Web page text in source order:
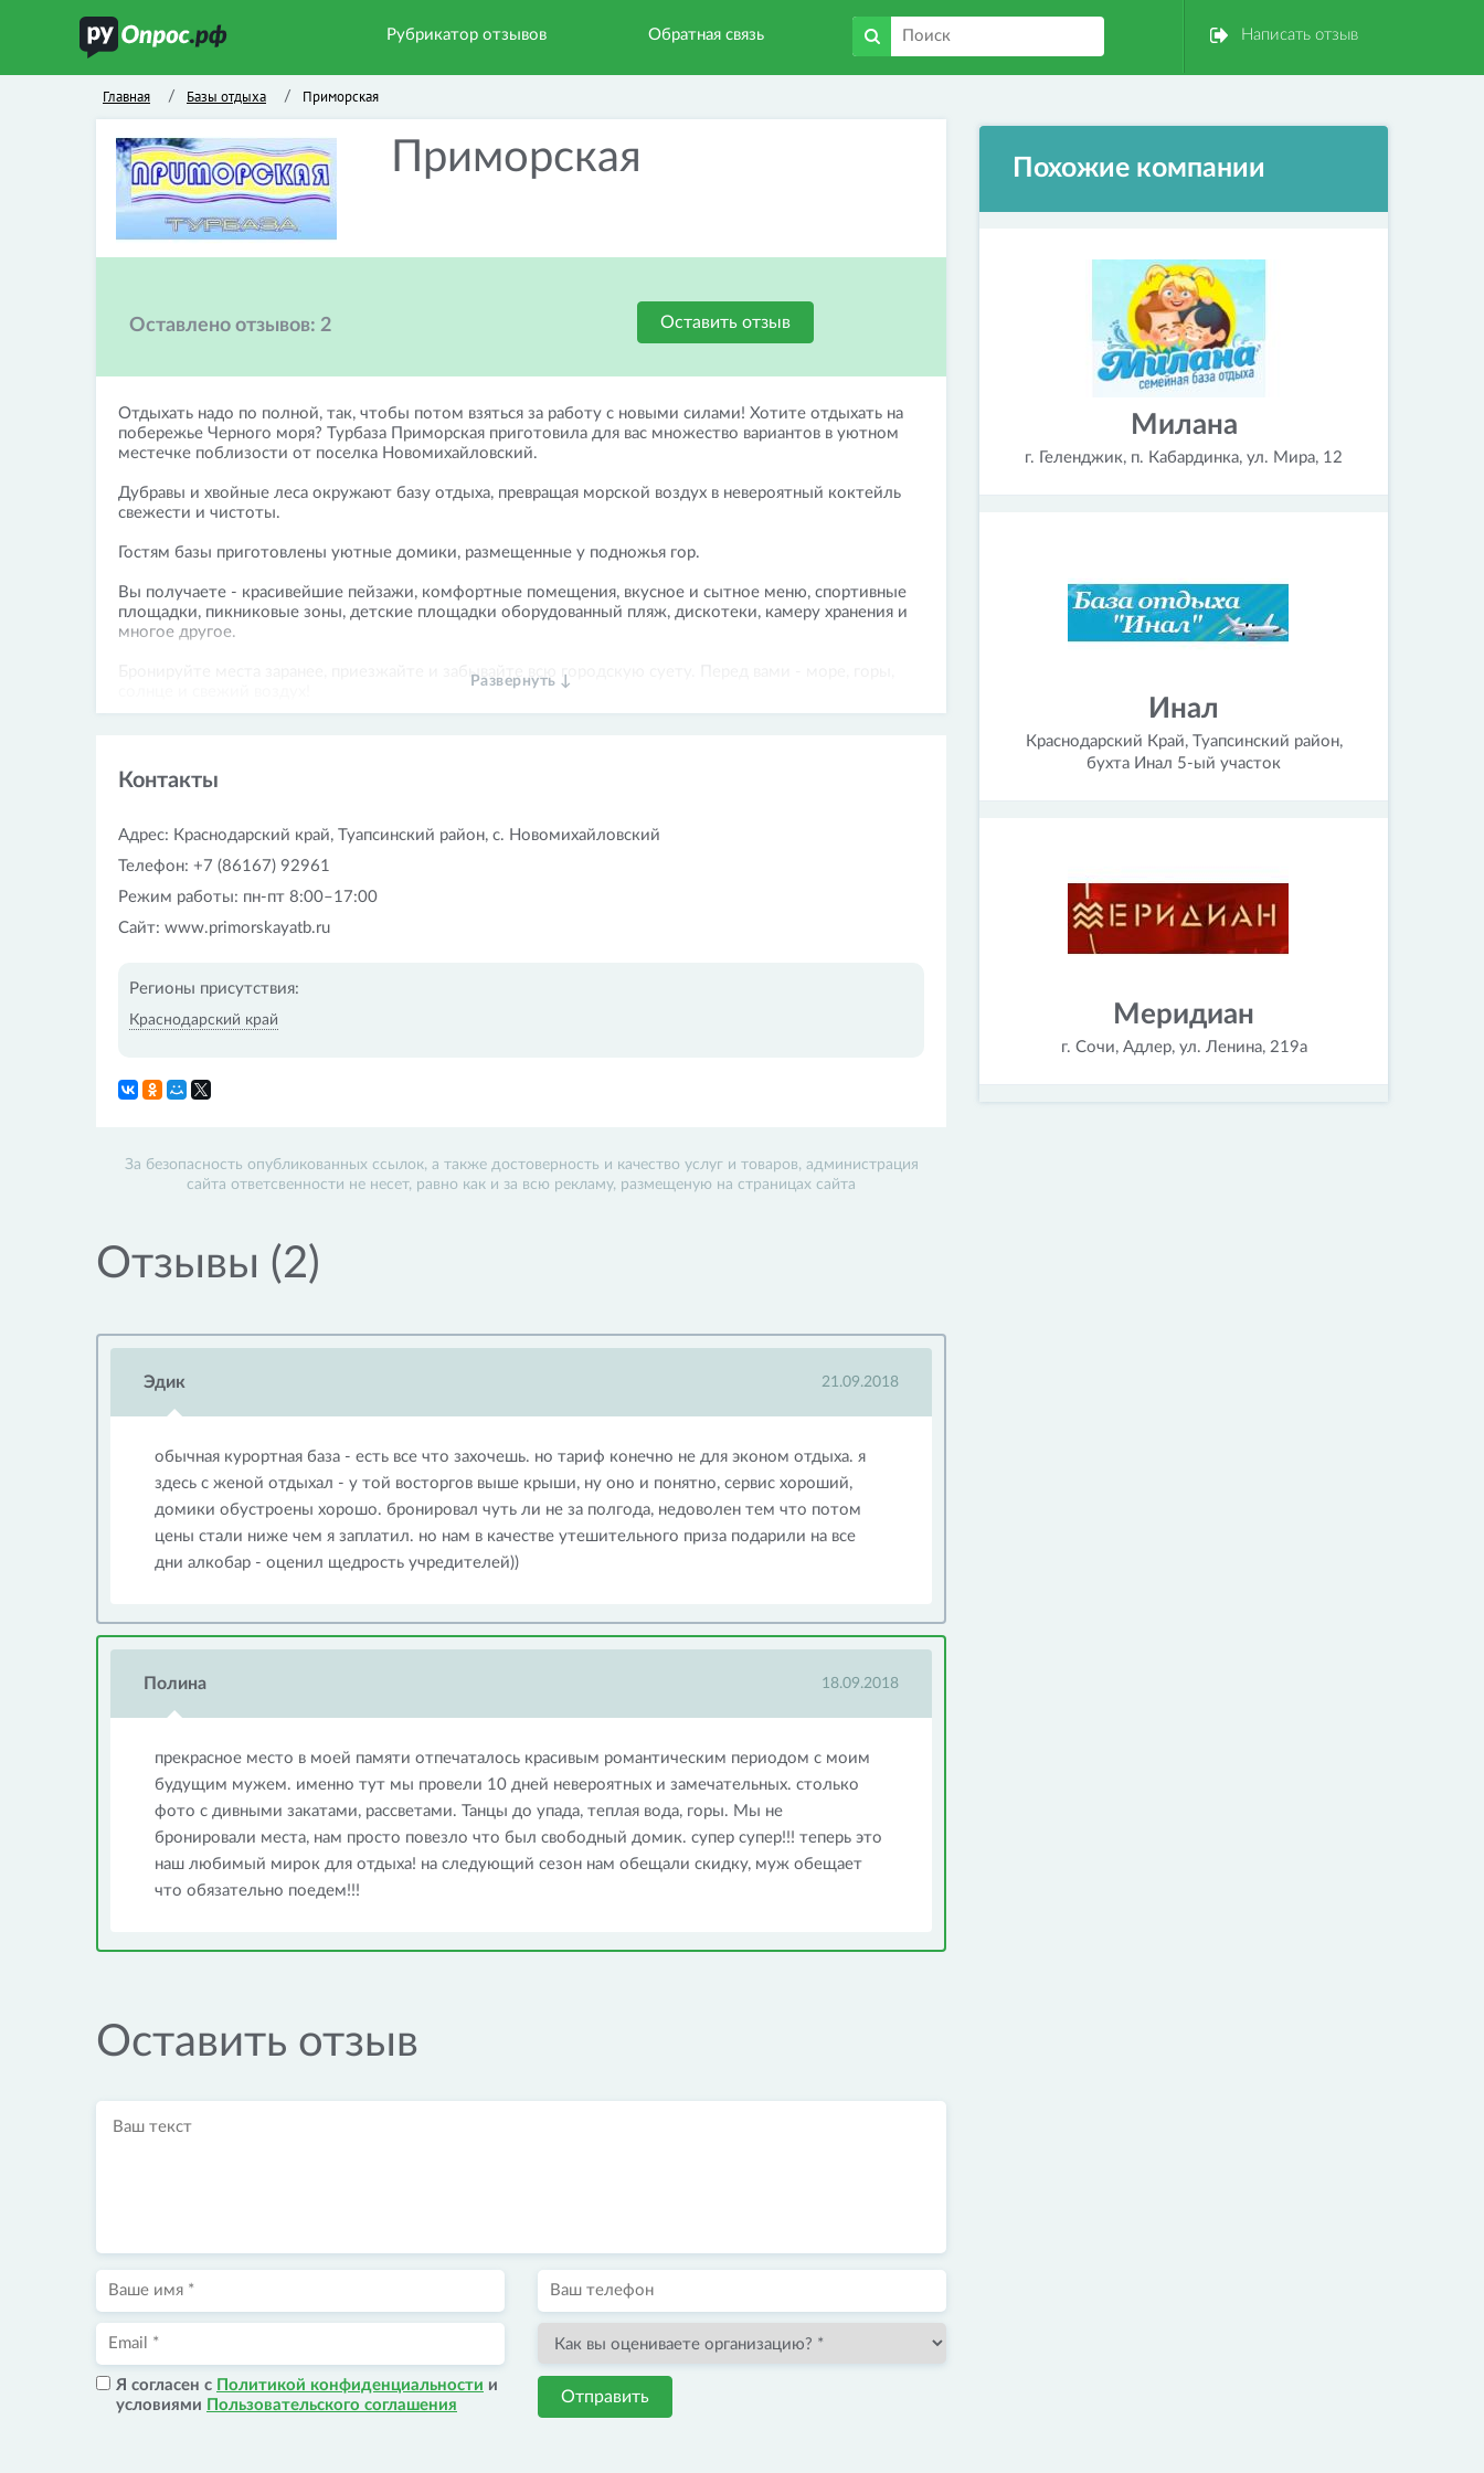
Рубрикатор отзывов Обратная связь Написать отзыв
Главная / Базы отдыха / Приморская
Приморская
Оставлено отзывов: 2 Оставить отзыв
Отдыхать надо по полной, так, чтобы потом взяться за работу с новыми силами! Хотите отдыхать на
побережье Черного моря? Турбаза Приморская приготовила для вас множество вариантов в уютном
местечке поблизости от поселка Новомихайловский.
Дубравы и хвойные леса окружают базу отдыха, превращая морской воздух в невероятный коктейль
свежести и чистоты.
Гостям базы приготовлены уютные домики, размещенные у подножья гор.
Вы получаете - красивейшие пейзажи, комфортные помещения, вкусное и сытное меню, спортивные
площадки, пикниковые зоны, детские площадки оборудованный пляж, дискотеки, камеру хранения и
многое другое.
Бронируйте места заранее, приезжайте и забывайте всю городскую суету. Перед вами - море, горы,
Развернуть ↓
Контакты
Адрес: Краснодарский край, Туапсинский район, с. Новомихайловский
Телефон: +7 (86167) 92961
Режим работы: пн-пт 8:00–17:00
Сайт: www.primorskayatb.ru
Регионы присутствия:
Краснодарский край
За безопасность опубликованных ссылок, а также достоверность и качество услуг и товаров, администрация
сайта ответсвенности не несет, равно как и за всю рекламу, размещеную на страницах сайта
Отзывы (2)
Эдик 21.09.2018
обычная курортная база - есть все что захочешь. но тариф конечно не для эконом отдыха. я
здесь с женой отдыхал - у той восторгов выше крыши, ну оно и понятно, сервис хороший,
домики обустроены хорошо. бронировал чуть ли не за полгода, недоволен тем что потом
цены стали ниже чем я заплатил. но нам в качестве утешительного приза подарили на все
дни алкобар - оценил щедрость учредителей))
Полина 18.09.2018
прекрасное место в моей памяти отпечаталось красивым романтическим периодом с моим
будущим мужем. именно тут мы провели 10 дней невероятных и замечательных. столько
фото с дивными закатами, рассветами. Танцы до упада, теплая вода, горы. Мы не
бронировали места, нам просто повезло что был свободный домик. супер супер!!! теперь это
наш любимый мирок для отдыха! на следующий сезон нам обещали скидку, муж обещает
что обязательно поедем!!!
Оставить отзыв
Я согласен с Политикой конфиденциальности и
условиями Пользовательского соглашения Отправить
Похожие компании
Милана
г. Геленджик, п. Кабардинка, ул. Мира, 12
Инал
Краснодарский Край, Туапсинский район,
бухта Инал 5-ый участок
Меридиан
г. Сочи, Адлер, ул. Ленина, 219а